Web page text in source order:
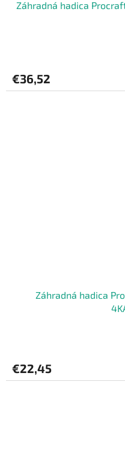
Záhradná hadica
€36,52
Záhradná hadica
€22,45